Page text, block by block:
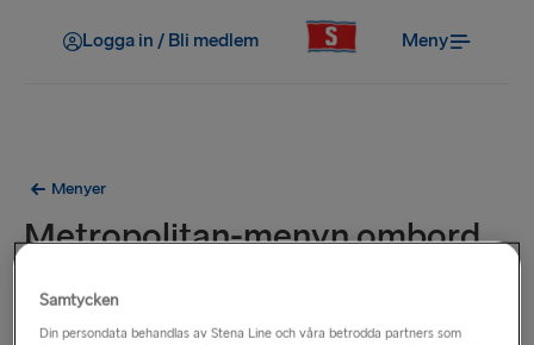
Logga in / Bli medlem Meny
Menyer
Metropolitan-menyn ombord
på färjorna Germanica och
Scandinavica
Samtycken
Din persondata behandlas av Stena Line och våra betrodda partners som